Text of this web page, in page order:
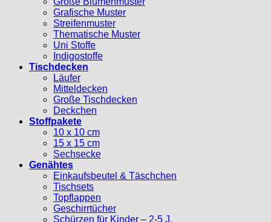
Grafische Muster
Streifenmuster
Thematische Muster
Uni Stoffe
Indigostoffe
Tischdecken
Läufer
Mitteldecken
Große Tischdecken
Deckchen
Stoffpakete
10 x 10 cm
15 x 15 cm
Sechsecke
Genähtes
Einkaufsbeutel & Täschchen
Tischsets
Topflappen
Geschirrtücher
Schürzen für Kinder – 2-5 J.